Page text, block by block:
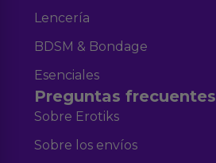
Lencería
BDSM & Bondage
Esenciales
Preguntas frecuentes
Sobre Erotiks
Sobre los envíos